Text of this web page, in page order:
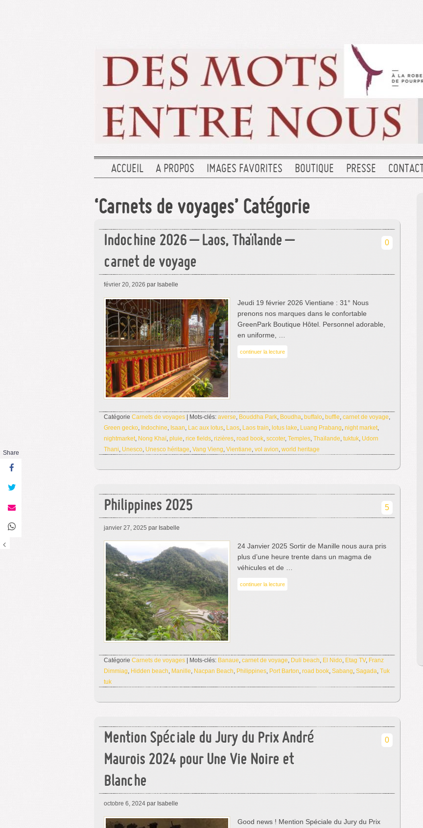
ACCUEIL A PROPOS IMAGES FAVORITES BOUTIQUE PRESSE CONTACT
‘Carnets de voyages’ Catégorie
Indochine 2026 – Laos, Thaïlande –
carnet de voyage
0
février 20, 2026 par Isabelle
Jeudi 19 février 2026 Vientiane : 31° Nous
prenons nos marques dans le confortable
GreenPark Boutique Hôtel. Personnel adorable,
en uniforme, …
continuer la lecture
Catégorie Carnets de voyages | Mots-clés: averse, Bouddha Park, Boudha, buffalo, buffle, carnet de voyage,
Green gecko, Indochine, Isaan, Lac aux lotus, Laos, Laos train, lotus lake, Luang Prabang, night market,
nightmarket, Nong Khaï, pluie, rice fields, rizières, road book, sccoter, Temples, Thaïlande, tuktuk, Udorn
Thani, Unesco, Unesco héritage, Vang Vieng, Vientiane, vol avion, world heritage
Philippines 2025 5
janvier 27, 2025 par Isabelle
24 Janvier 2025 Sortir de Manille nous aura pris
plus d’une heure trente dans un magma de
véhicules et de …
continuer la lecture
Catégorie Carnets de voyages | Mots-clés: Banaue, carnet de voyage, Duli beach, El Nido, Etag TV, Franz
Dimmiag, Hidden beach, Manille, Nacpan Beach, Philippines, Port Barton, road book, Sabang, Sagada, Tuk
tuk
Mention Spéciale du Jury du Prix André
Maurois 2024 pour Une Vie Noire et
Blanche
0
octobre 6, 2024 par Isabelle
Good news ! Mention Spéciale du Jury du Prix
Share